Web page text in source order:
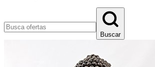
Buscar